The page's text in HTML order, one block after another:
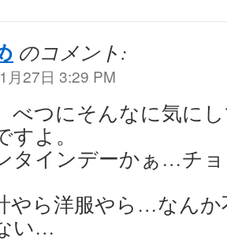
のコメント:
月27日 3:29 PM
べつにそんなに気に
すよ。
タインデーかぁ…チ
やら洋服やら…なん
い…